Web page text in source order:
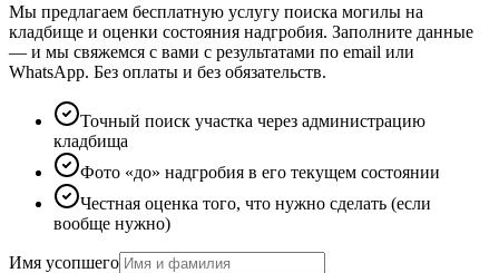
Мы предлагаем бесплатную услугу поиска могилы на
кладбище и оценки состояния надгробия. Заполните данные
— и мы свяжемся с вами с результатами по email или
WhatsApp. Без оплаты и без обязательств.
Точный поиск участка через администрацию
кладбища
Фото «до» надгробия в его текущем состоянии
Честная оценка того, что нужно сделать (если
вообще нужно)
Имя усопшего